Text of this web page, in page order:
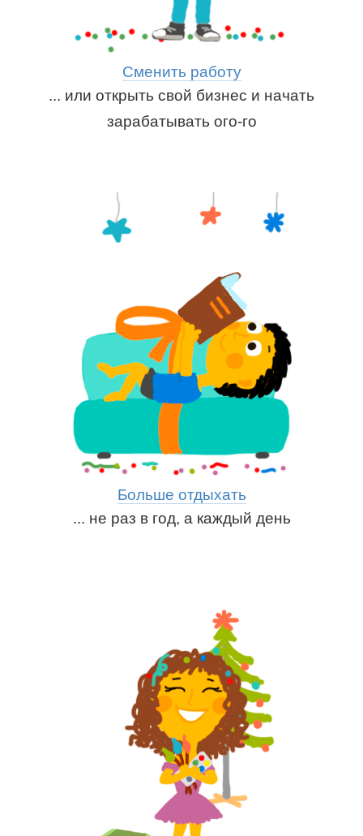
Сменить работу
... или открыть свой бизнес и начать
зарабатывать ого-го
Больше отдыхать
... не раз в год, а каждый день